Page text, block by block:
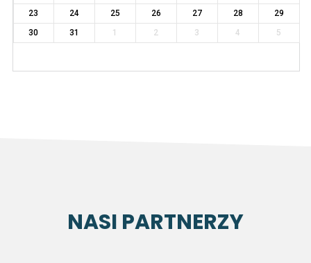
23
24 25 26 27 28
29
30
31 1 2 3 4 5
NASI PARTNERZY